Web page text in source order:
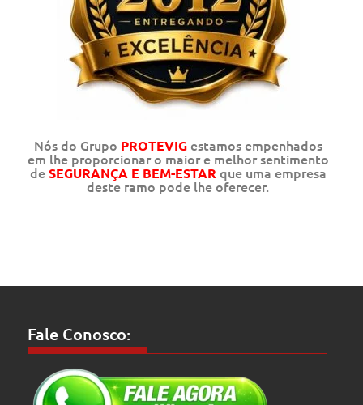
Nós do Grupo PROTEVIGestamos empenhados
em lhe proporcionar o maior e melhor sentimento
deSEGURANÇA E BEM-ESTAR que uma empresa
deste ramo pode lhe oferecer.
Fale Conosco: